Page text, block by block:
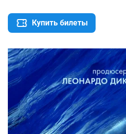
Купить билеты